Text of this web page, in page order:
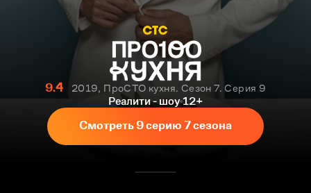
9.4
2019, ПроСТО кухня. Сезон 7. Серия 9
Реалити - шоу 12+
Смотреть 9 серию 7 сезона